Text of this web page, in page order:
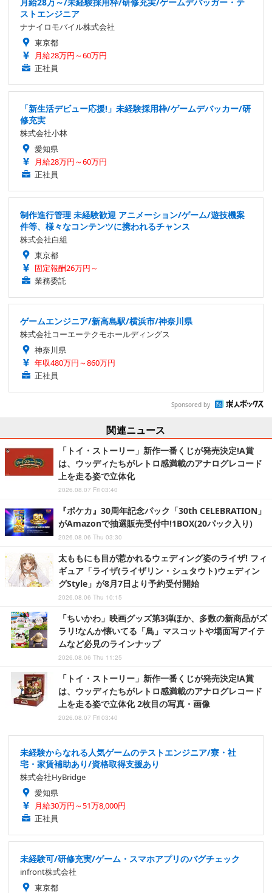
ストエンジニア
ナナイロモバイル株式会社
東京都
月給28万円～60万円
正社員
「新生活デビュー応援!」未経験採用枠/ゲームデバッカー/研
修充実
株式会社小林
愛知県
月給28万円～60万円
正社員
制作進行管理 未経験歓迎 アニメーション/ゲーム/遊技機案
件等、様々なコンテンツに携われるチャンス
株式会社白組
東京都
固定報酬26万円～
業務委託
ゲームエンジニア/新高島駅/横浜市/神奈川県
株式会社コーエーテクモホールディングス
神奈川県
年収480万円～860万円
正社員
Sponsored by
関連ニュース
「トイ・ストーリー」新作一番くじが発売決定!A賞
は、ウッディたちがレトロ感満載のアナログレコード
上を走る姿で立体化
2026.08.07 Fri 03:40
『ポケカ』30周年記念パック「30th CELEBRATION」
がAmazonで抽選販売受付中!1BOX(20パック入り)
2026.08.06 Thu 03:30
太ももにも目が惹かれるウェディング姿のライザ! フィ
ギュア「ライザ(ライザリン・シュタウト)ウェディン
グStyle」が8月7日より予約受付開始
2026.08.06 Thu 10:15
「ちいかわ」映画グッズ第3弾ほか、多数の新商品がズ
ラリ!なんか懐いてる「鳥」マスコットや場面写アイテ
ムなど必見のラインナップ
2026.08.06 Thu 11:25
「トイ・ストーリー」新作一番くじが発売決定!A賞
は、ウッディたちがレトロ感満載のアナログレコード
上を走る姿で立体化 2枚目の写真・画像
2026.08.07 Fri 03:40
未経験からなれる人気ゲームのテストエンジニア/寮・社
宅・家賃補助あり/資格取得支援あり
株式会社HyBridge
愛知県
月給30万円～51万8,000円
正社員
未経験可/研修充実/ゲーム・スマホアプリのバグチェック
infront株式会社
東京都